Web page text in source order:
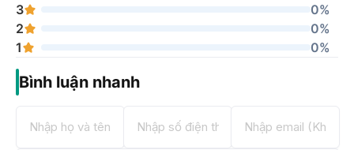
3
0%
2
0%
1
0%
Bình luận nhanh